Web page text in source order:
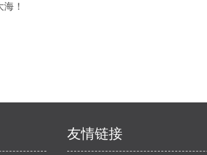
！
友情链接